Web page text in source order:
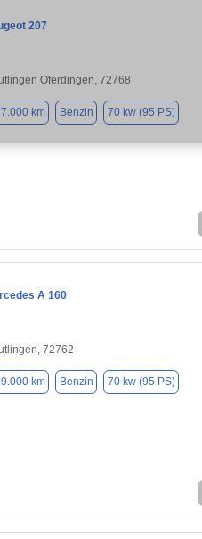
207
Oferdingen, 72768
km Benzin 70 kw (95 PS)
A 160
72762
km Benzin 70 kw (95 PS)